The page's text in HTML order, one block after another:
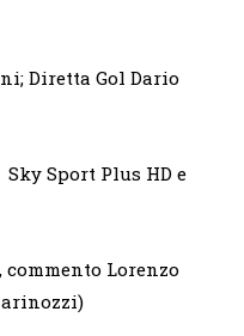
Diretta Gol Dario
Plus HD e
Lorenzo